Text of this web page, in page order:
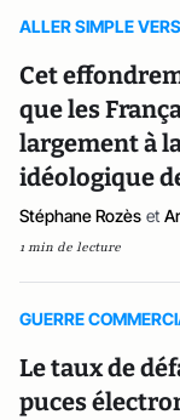
ALLER SIMPLE
Cet
que les
largement à
idéologique
Stéphane Rozès et
1 min de lecture
GUERRE
Le taux de
puces